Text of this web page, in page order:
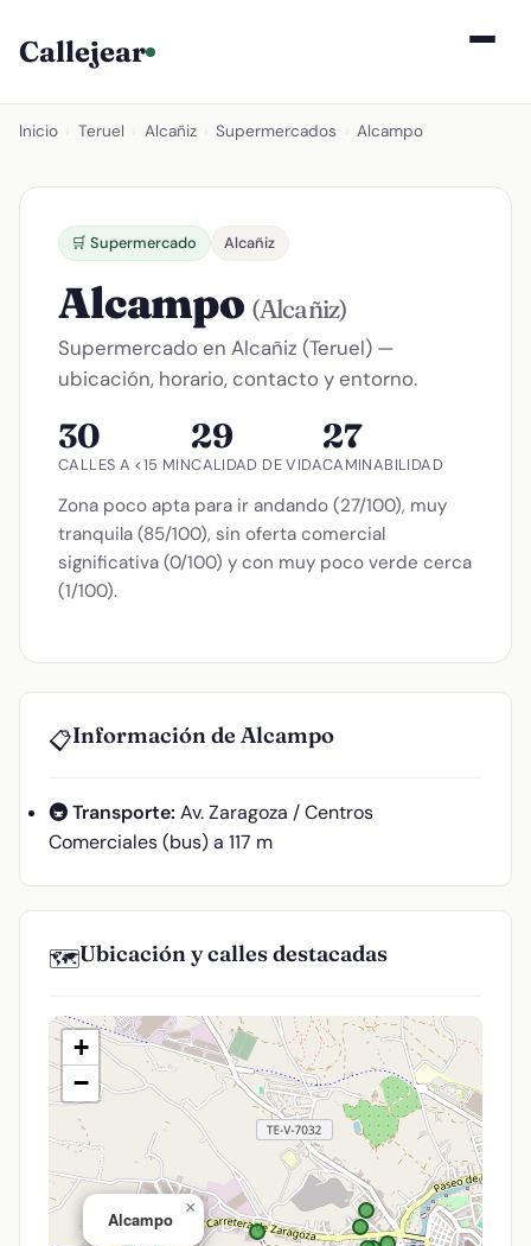
Callejear
Inicio Teruel Alcañiz Supermercados Alcampo
🛒 Supermercado Alcañiz
Alcampo (Alcañiz)
Supermercado en Alcañiz (Teruel) —
ubicación, horario, contacto y entorno.
30
CALLES A <15 MIN
29
CALIDAD DE VIDA
27
CAMINABILIDAD
Zona poco apta para ir andando (27/100), muy
tranquila (85/100), sin oferta comercial
significativa (0/100) y con muy poco verde cerca
(1/100).
📋Información de Alcampo
🚇 Transporte: Av. Zaragoza / Centros
Comerciales (bus) a 117 m
🗺️Ubicación y calles destacadas
Alcampo
×
+
−